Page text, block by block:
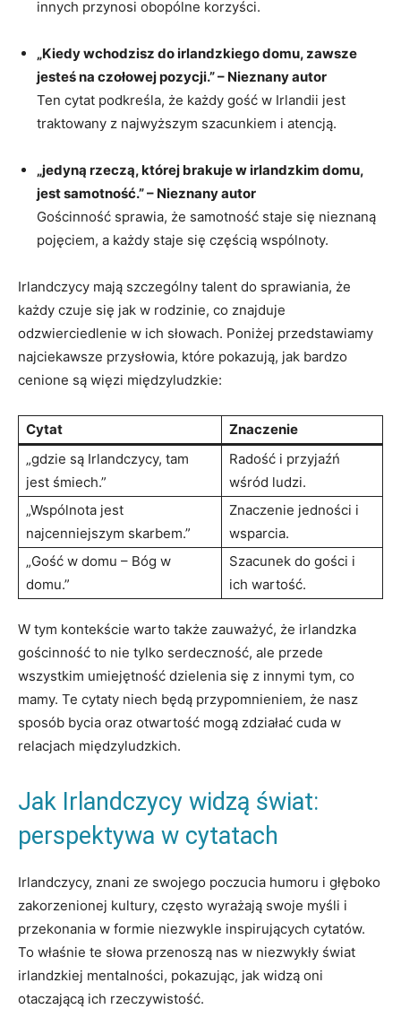
innych przynosi obopólne korzyści.
„Kiedy wchodzisz do irlandzkiego domu, zawsze
jesteś na czołowej pozycji.” – Nieznany autor
Ten cytat podkreśla, że każdy gość w Irlandii jest
traktowany z najwyższym szacunkiem i atencją.
„jedyną rzeczą, której brakuje w irlandzkim domu,
jest samotność.” – Nieznany autor
Gościnność sprawia, że samotność staje się nieznaną
pojęciem, a każdy staje się częścią wspólnoty.
Irlandczycy mają szczególny talent do sprawiania, że
każdy czuje się jak w rodzinie, co znajduje
odzwierciedlenie w ich słowach. Poniżej przedstawiamy
najciekawsze przysłowia, które pokazują, jak bardzo
cenione są więzi międzyludzkie:
Cytat
Znaczenie
„gdzie są Irlandczycy, tam
jest śmiech.”
Radość i przyjaźń
wśród ludzi.
„Wspólnota jest
najcenniejszym skarbem.”
Znaczenie jedności i
wsparcia.
„Gość w domu – Bóg w
domu.”
Szacunek do gości i
ich wartość.
W tym kontekście warto także zauważyć, że irlandzka
gościnność to nie tylko serdeczność, ale przede
wszystkim umiejętność dzielenia się z innymi tym, co
mamy. Te cytaty niech będą przypomnieniem, że nasz
sposób bycia oraz otwartość mogą zdziałać cuda w
relacjach międzyludzkich.
Jak Irlandczycy widzą świat:
perspektywa w cytatach
Irlandczycy, znani ze swojego poczucia humoru i głęboko
zakorzenionej kultury, często wyrażają swoje myśli i
przekonania w formie niezwykle inspirujących cytatów.
To właśnie te słowa przenoszą nas w niezwykły świat
irlandzkiej mentalności, pokazując, jak widzą oni
otaczającą ich rzeczywistość.